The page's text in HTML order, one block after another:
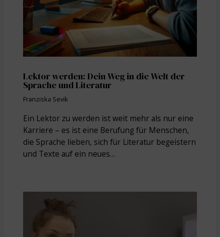
Lektor werden: Dein Weg in die Welt der
Sprache und Literatur
Franziska Sevik
Ein Lektor zu werden ist weit mehr als nur eine
Karriere – es ist eine Berufung für Menschen,
die Sprache lieben, sich für Literatur begeistern
und Texte auf ein neues…